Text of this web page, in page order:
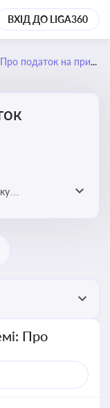
ВХІД ДО LIGA360
Про податок на прибуток
Про